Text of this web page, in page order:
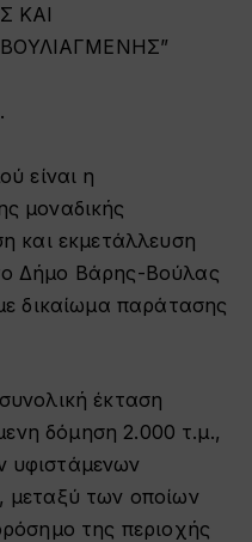
ΚΑΙ
είναι η
μοναδικής
και εκμετάλλευση
Δήμο Βάρης-Βούλας
δικαίωμα παράτασης
έκταση
δόμηση 2.000 τ.μ.,
υφιστάμενων
μεταξύ των οποίων
της περιοχής